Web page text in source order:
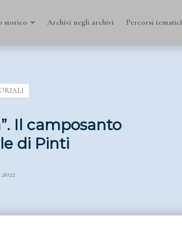
storico Archivi negli archivi Percorsi tematici
Il camposanto
di Pinti